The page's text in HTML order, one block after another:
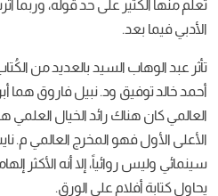
تعلم منها الكثير على حد قوله، وربما
الأدبي فيما بعد.
تأثر عبد الوهاب السيد بالعديد من
أحمد خالد توفيق ود. نبيل فاروق هما
العالمي كان هناك رائد الخيال العلمي ه‍.
الأعلى الأول فهو المخرج العالمي م.
سينمائي وليس روائياً، إلا أنه الأكثر
يحاول كتابة أفلام على الورق.